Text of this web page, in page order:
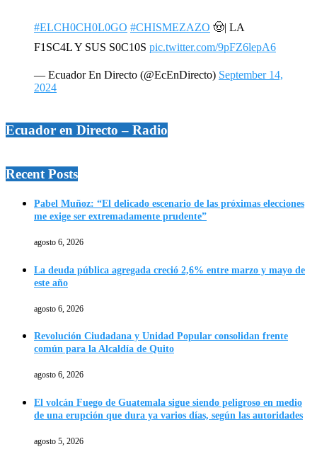
#ELCH0CH0L0GO #CHISMEZAZO 🤠| LA
F1SC4L Y SUS S0C10S pic.twitter.com/9pFZ6lepA6
— Ecuador En Directo (@EcEnDirecto) September 14,
2024
Ecuador en Directo – Radio
Recent Posts
Pabel Muñoz: “El delicado escenario de las próximas elecciones
me exige ser extremadamente prudente”
agosto 6, 2026
La deuda pública agregada creció 2,6% entre marzo y mayo de
este año
agosto 6, 2026
Revolución Ciudadana y Unidad Popular consolidan frente
común para la Alcaldía de Quito
agosto 6, 2026
El volcán Fuego de Guatemala sigue siendo peligroso en medio
de una erupción que dura ya varios días, según las autoridades
agosto 5, 2026